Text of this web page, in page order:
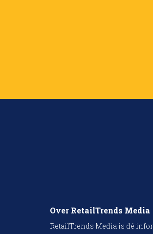
Over RetailTrends Media
RetailTrends Media is dé